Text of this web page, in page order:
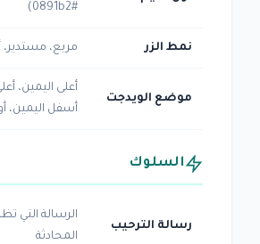
#0891b2)
نمط الزر مربع، مستدير،
موضع الويدجت
أعلى اليمين،
أسفل اليمين،
السلوك
رسالة الترحيب
الرسالة التي
المحادثة